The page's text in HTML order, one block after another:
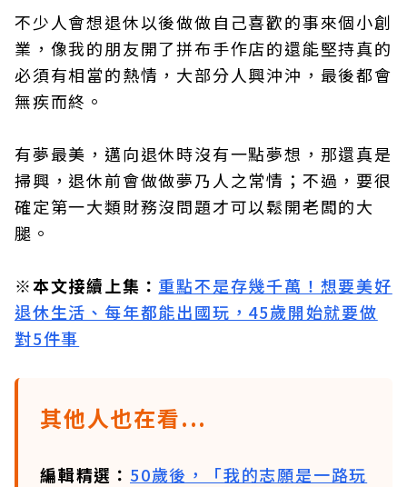
不少人會想退休以後做做自己喜歡的事來個小創
業，像我的朋友開了拼布手作店的還能堅持真的
必須有相當的熱情，大部分人興沖沖，最後都會
無疾而終。
有夢最美，邁向退休時沒有一點夢想，那還真是
掃興，退休前會做做夢乃人之常情；不過，要很
確定第一大類財務沒問題才可以鬆開老闆的大
腿。
※本文接續上集： 重點不是存幾千萬！想要美好
退休生活、每年都能出國玩，45歲開始就要做
對5件事
其他人也在看...
編輯精選： 50歲後，「我的志願是一路玩